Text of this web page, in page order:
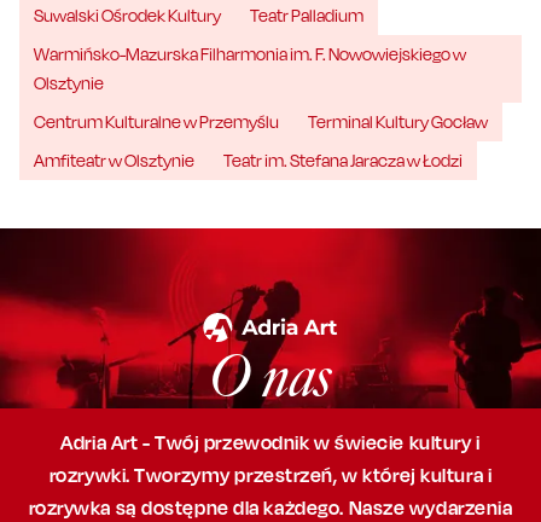
Suwalski Ośrodek Kultury
Teatr Palladium
Warmińsko-Mazurska Filharmonia im. F. Nowowiejskiego w
Olsztynie
Centrum Kulturalne w Przemyślu
Terminal Kultury Gocław
Amfiteatr w Olsztynie
Teatr im. Stefana Jaracza w Łodzi
O nas
Adria Art - Twój przewodnik w świecie kultury i
rozrywki. Tworzymy przestrzeń,w której kultura i
rozrywka są dostępne dla każdego. Nasze wydarzenia